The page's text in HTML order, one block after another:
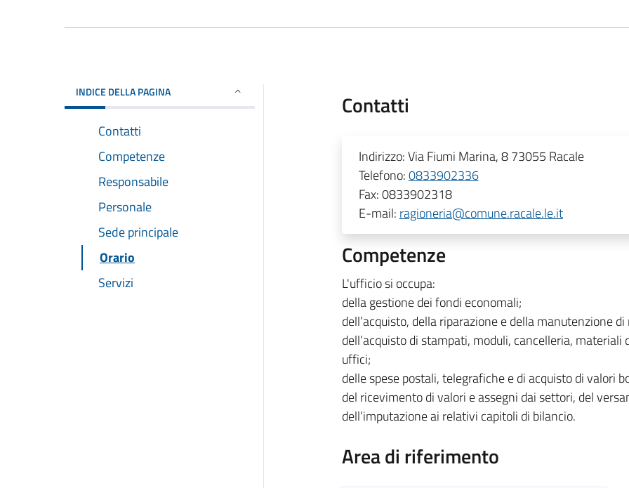
INDICE DELLA PAGINA
Contatti
Competenze
Responsabile
Personale
Sede principale
Orario
Servizi
Contatti
Indirizzo:Via Fiumi Marina, 8 73055 Racale
Telefono:0833902336
Fax:0833902318
E-mail: ragioneria@comune.racale.le.it
Competenze
L'ufficio si occupa:
della gestione dei fondi economali;
dell’acquisto, della riparazione e della manutenzione
dell’acquisto di stampati, moduli, cancelleria,
uffici;
delle spese postali, telegrafiche e di acquisto di valori
del ricevimento di valori e assegni dai settori, del
dell’imputazione ai relativi capitoli di bilancio.
Area di riferimento